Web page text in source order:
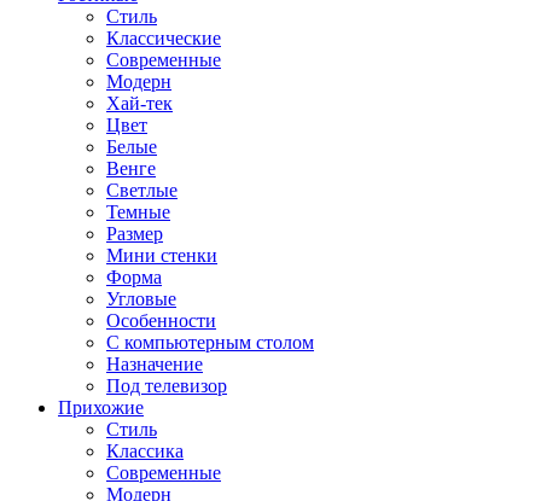
Стиль
Классические
Современные
Модерн
Хай-тек
Цвет
Белые
Венге
Светлые
Темные
Размер
Мини стенки
Форма
Угловые
Особенности
С компьютерным столом
Назначение
Под телевизор
Прихожие
Стиль
Классика
Современные
Модерн